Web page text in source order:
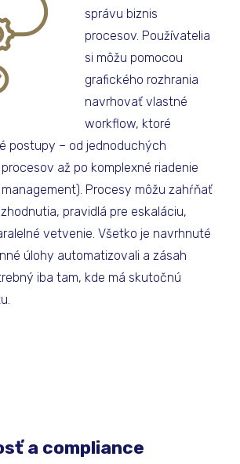
správu biznis
procesov. Používatelia
si môžu pomocou
grafického rozhrania
navrhovať vlastné
workflow, ktoré
postupy – od jednoduchých
až po komplexné riadenie
Procesy môžu zahŕňať
pravidlá pre eskaláciu,
vetvenie. Všetko je navrhnuté
úlohy automatizovali a zásah
iba tam, kde má skutočnú
a compliance